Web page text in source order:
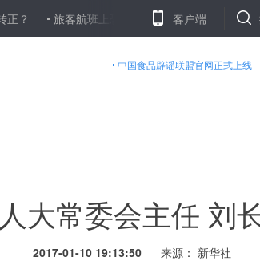
旅客航班上恐飞不适 空姐跪地紧紧环抱15分钟
客户端
中国食品辟谣联盟官网正式上线
大常委会主任 刘
2017-01-10 19:13:50 来源： 新华社